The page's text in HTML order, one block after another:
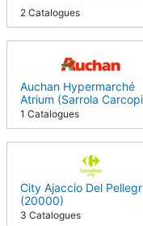
2 Catalogues
Auchan Hypermarché
Atrium (Sarrola
(20167)
1 Catalogues
City Ajaccio Del
(20000)
3 Catalogues